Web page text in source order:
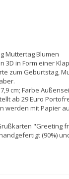
Muttertag Blumen
3D in Form einer
zum Geburtstag,
cm; Farbe
ab 29 Euro
werden mit Papier
"Greeting
(90%)